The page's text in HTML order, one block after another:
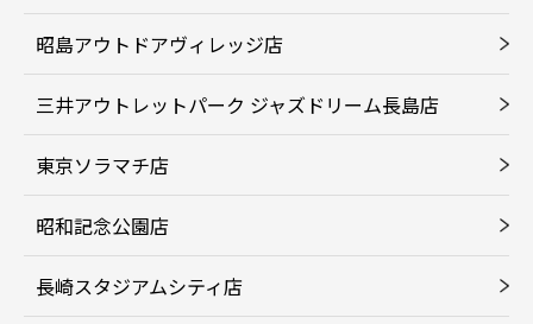
昭島アウトドアヴィレッジ店
三井アウトレットパーク ジャズドリーム長島店
東京ソラマチ店
昭和記念公園店
長崎スタジアムシティ店